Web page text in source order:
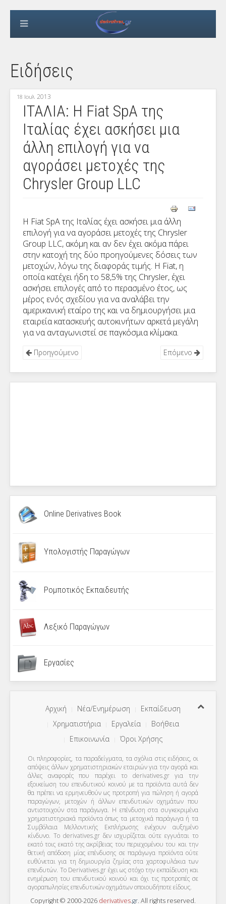
Ειδήσεις
18 Ιουλ 2013
ΙΤΑΛΙΑ: Η Fiat SpA της
Ιταλίας έχει ασκήσει μια
άλλη επιλογή για να
αγοράσει μετοχές της
Chrysler Group LLC
Η Fiat SpA της Ιταλίας έχει ασκήσει μια άλλη
επιλογή για να αγοράσει μετοχές της Chrysler
Group LLC, ακόμη και αν δεν έχει ακόμα πάρει
στην κατοχή της δύο προηγούμενες δόσεις των
μετοχών, λόγω της διαφοράς τιμής. Η Fiat, η
οποία κατέχει ήδη το 58,5% της Chrysler, έχει
ασκήσει επιλογές από το περασμένο έτος, ως
μέρος ενός σχεδίου για να αναλάβει την
αμερικανική εταίρο της και να δημιουργήσει μια
εταιρεία κατασκευής αυτοκινήτων αρκετά μεγάλη
για να ανταγωνιστεί σε παγκόσμια κλίμακα.
Προηγούμενο Επόμενο
Online Derivatives Book
Υπολογιστής Παραγώγων
Ρομποτικός Εκπαιδευτής
Λεξικό Παραγώγων
Εργασίες
Αρχική Νέα/Ενημέρωση
Εκπαίδευση
Χρηματιστήρια
Εργαλεία
Βοήθεια
Επικοινωνία
Όροι Χρήσης
Οι πληροφορίες, τα παραδείγματα, τα σχόλια στις ειδήσεις, οι
απόψεις άλλων χρηματιστηριακών εταιριών για την αγορά και
άλλες αναφορές που παρέχει το derivatives.gr για την
εξοικείωση του επενδυτικού κοινού με τα προϊόντα αυτά δεν
θα πρέπει να ερμηνευθούν ως προτροπή για πώληση ή αγορά
παραγώγων, μετοχών ή άλλων επενδυτικών οχημάτων που
αντιστοιχούν στα παράγωγα. Η επένδυση στα συγκεκριμένα
χρηματιστηριακά προϊόντα όπως τα μετοχικά παράγωγα ή τα
Συμβόλαια Μελλοντικής Εκπλήρωσης ενέχουν αυξημένο
κίνδυνο. Το derivatives.gr δεν ισχυρίζεται ούτε εγγυάται το
εκατό τοις εκατό της ακρίβειας του περιεχομένου του και την
θετική απόδοση μίας επένδυσης σε παράγωγα προϊόντα ούτε
ευθύνεται για τη δημιουργία ζημίας στα χαρτοφυλάκια των
επενδυτών. To Derivatives.gr έχει ως στόχο την εκπαίδευση και
ενημέρωση του επενδυτικού κοινού και όχι τις προτροπές σε
αγοραπωλησίες επενδυτικών οχημάτων οποιουδήποτε είδους.
Copyright © 2000-2026 derivatives.gr. All rights reserved.